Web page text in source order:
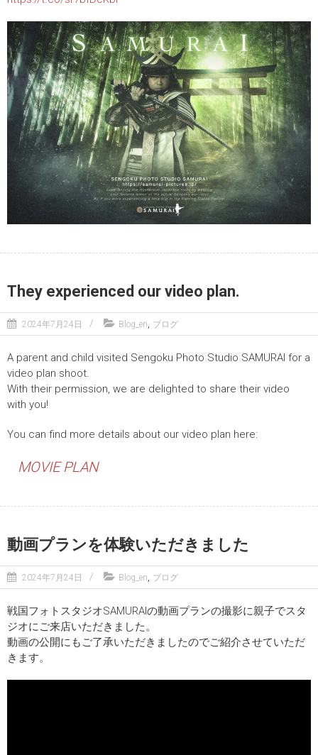
They experienced our video plan.
2024年7月24日 Blog_en, ブログ
A parent and child visited Sengoku Photo Studio SAMURAI for a
video plan shoot.
With their permission, we are delighted to share their video
with you!
You can find more details about our video plan here:
MOVIE PLAN
動画プランを体験いただきました
2024年7月24日 Blog_en, ブログ
戦国フォトスタジオSAMURAIの動画プランの撮影に親子でスタ
ジオにご来店いただきました。
動画の公開にもご了承いただきましたのでご紹介させていただ
きます。